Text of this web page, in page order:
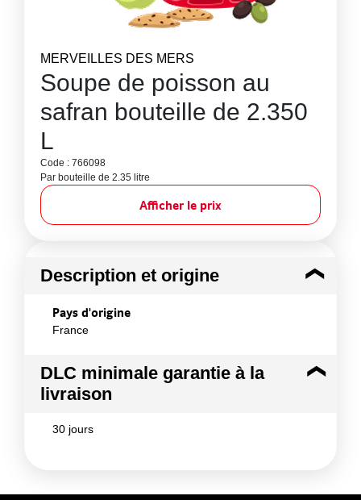
MERVEILLES DES MERS
Soupe de poisson au
safran bouteille de 2.350
L
Code : 766098
Par bouteille de 2.35 litre
Afficher le prix
Description et origine
Pays d'origine
France
DLC minimale garantie à la
livraison
30 jours